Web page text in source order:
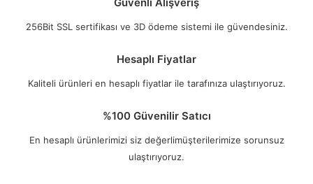
256Bit SSL sertifikası ve 3D ödeme sistemi ile güvendesiniz.
Hesaplı Fiyatlar
Kaliteli ürünleri en hesaplı fiyatlar ile tarafınıza ulaştırıyoruz.
%100 Güvenilir Satıcı
En hesaplı ürünlerimizi siz değerlimüşterilerimize sorunsuz
ulaştırıyoruz.